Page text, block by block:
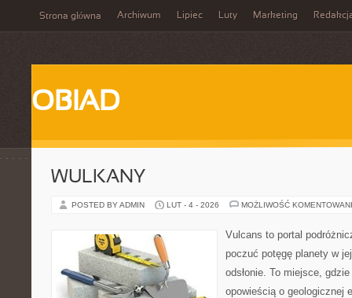
Strona główna Archiwum Lipiec Luty Marketing
OBIAD
WULKANY
POSTED BY ADMIN LUT - 4 - 2026 MOŻLIWOŚĆ
Vulcans to portal
poczuć potęgę planety w
odsłonie. To miejsce,
opowieścią o geologicznej